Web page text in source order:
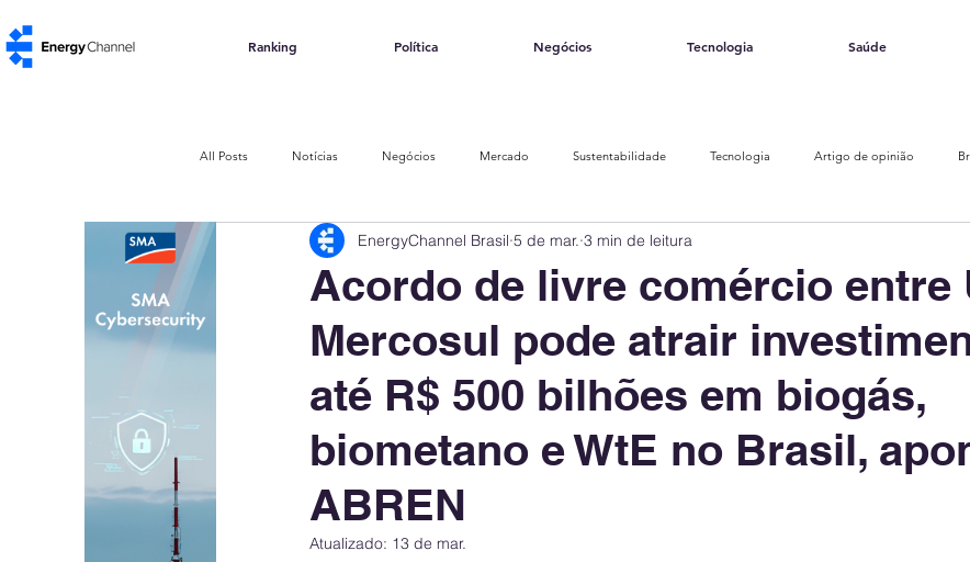
Ranking Política Negócios Tecnologia Saúde
All Posts Notícias Negócios Mercado Sustentabilidade Tecnologia Artigo de opinião
Política e Regulação Impacto Social Finanças Verdes Eventos e Conferências
Energia de Resíduos Biomassa Biogás e Biometano Hidrogênio Verde Geotérmica
Abertura de Mercado Economia Circular
Acordo de livre comércio entre
Mercosul pode atrair
até R$ 500 bilhões em biogás,
biometano e WtE no Brasil,
ABREN
EnergyChannel Brasil 5 de mar. 3 min de leitura
Atualizado: 13 de mar.